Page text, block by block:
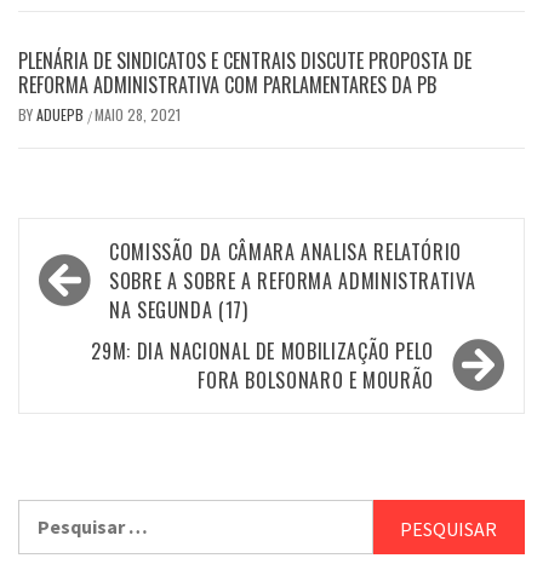
PLENÁRIA DE SINDICATOS E CENTRAIS DISCUTE PROPOSTA DE
REFORMA ADMINISTRATIVA COM PARLAMENTARES DA PB
BYADUEPB /MAIO 28, 2021
Navegação
de
COMISSÃO DA CÂMARA ANALISA RELATÓRIO
SOBRE A SOBRE A REFORMA ADMINISTRATIVA
NA SEGUNDA (17)
29M: DIA NACIONAL DE MOBILIZAÇÃO PELO
FORA BOLSONARO E MOURÃO
por: